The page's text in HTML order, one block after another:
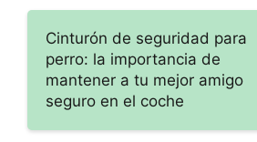
Cinturón de seguridad para
perro: la importancia de
mantener a tu mejor amigo
seguro en el coche